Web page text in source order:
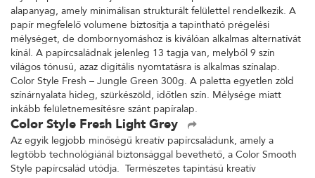
alapanyag, amely minimálisan strukturált felülettel rendelkezik. A
papír megfelelő volumene biztosítja a tapintható prégelési
mélységet, de dombornyomáshoz is kiválóan alkalmas alternatívát
kínál. A papírcsaládnak jelenleg 13 tagja van, melyből 9 szín
világos tónusú, azaz digitális nyomtatásra is alkalmas színalap.
Color Style Fresh – Jungle Green 300g. A paletta egyetlen zöld
színárnyalata hideg, szürkészöld, időtlen szín. Mélysége miatt
inkább felületnemesítésre szánt papíralap.
Color Style Fresh Light Grey
Az egyik legjobb minőségű kreatív papírcsaládunk, amely a
legtöbb technológiánál biztonsággal bevethető, a Color Smooth
Style papírcsalád utódja. Természetes tapintású kreatív